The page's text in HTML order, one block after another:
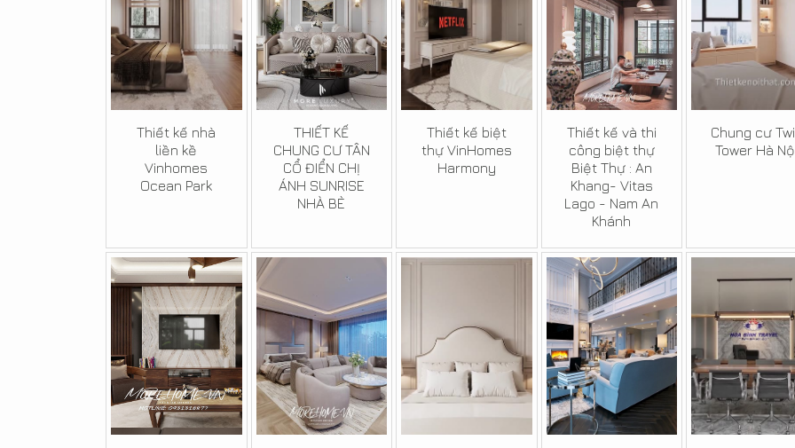
Thiết kế nhà
liền kề
Vinhomes
Ocean Park
THIẾT KẾ
CHUNG CƯ TÂN
CỔ ĐIỂN CHỊ
ÁNH SUNRISE
NHÀ BÈ
Thiết kế biệt
thự VinHomes
Harmony
Thiết kế và thi
công biệt thự
Biệt Thự : An
Khang- Vitas
Lago - Nam An
Khánh
Chung cư
Tower Hà